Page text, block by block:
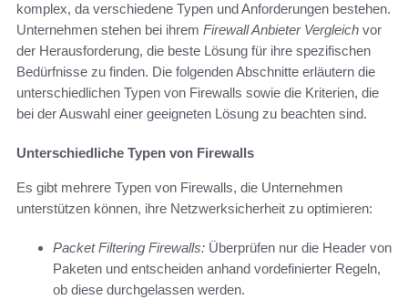
komplex, da verschiedene Typen und Anforderungen bestehen.
Unternehmen stehen bei ihrem Firewall Anbieter Vergleich vor
der Herausforderung, die beste Lösung für ihre spezifischen
Bedürfnisse zu finden. Die folgenden Abschnitte erläutern die
unterschiedlichen Typen von Firewalls sowie die Kriterien, die
bei der Auswahl einer geeigneten Lösung zu beachten sind.
Unterschiedliche Typen von Firewalls
Es gibt mehrere Typen von Firewalls, die Unternehmen
unterstützen können, ihre Netzwerksicherheit zu optimieren:
Packet Filtering Firewalls: Überprüfen nur die Header von
Paketen und entscheiden anhand vordefinierter Regeln,
ob diese durchgelassen werden.